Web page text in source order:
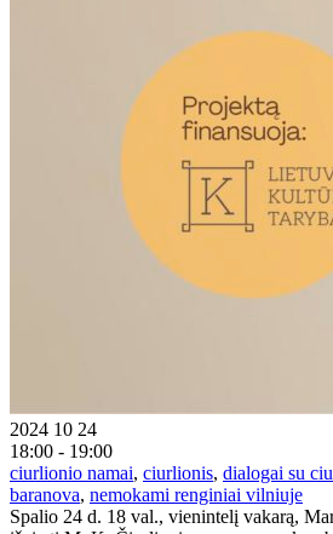
2024 10 24
18:00 - 19:00
ciurlionio namai, ciurlionis, dialogai su
baranova, nemokami renginiai vilniuje
Spalio 24 d. 18 val., vienintelį vakarą,